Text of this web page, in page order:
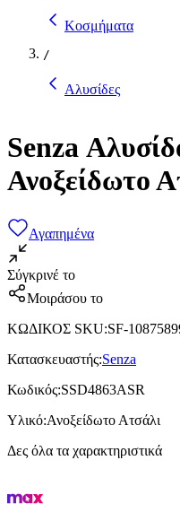
Κοσμήματα
/
Αλυσίδες
Senza
Ανοξείδωτο
Αγαπημένα
Σύγκρινέ το
Μοιράσου το
ΚΩΔΙΚΟΣ SKU:SF-
Κατασκευαστής:Senza
Κωδικός:SSD4863ASR
Υλικό:Ανοξείδωτο Ατσάλι
Δες όλα τα χαρακτηριστικά